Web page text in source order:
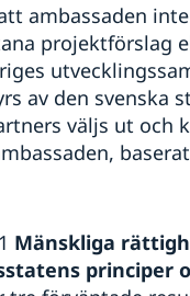
ambassaden inte
projektförslag
av den svenska
väljs ut och
Mänskliga
principer